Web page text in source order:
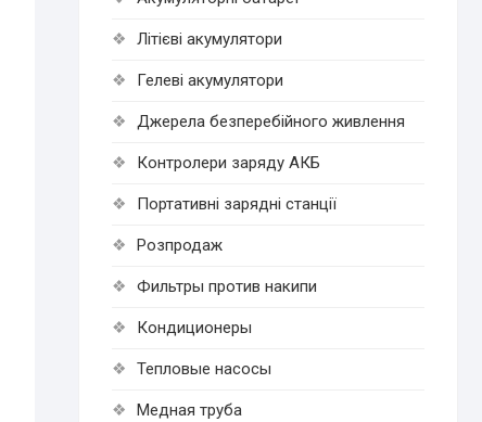
Літієві акумулятори
Гелеві акумулятори
Джерела безперебійного живлення
Контролери заряду АКБ
Портативні зарядні станції
Розпродаж
Фильтры против накипи
Кондиционеры
Тепловые насосы
Медная труба